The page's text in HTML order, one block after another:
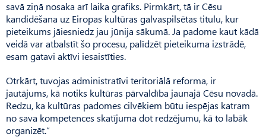
savā ziņā nosaka arī laika grafiks. Pirmkārt, tā ir Cēsu
kandidēšana uz Eiropas kultūras galvaspilsētas titulu, kur
pieteikums jāiesniedz jau jūnija sākumā. Ja padome kaut kādā
veidā var atbalstīt šo procesu, palīdzēt pieteikuma izstrādē,
esam gatavi aktīvi iesaistīties.
Otrkārt, tuvojas administratīvi teritoriālā reforma, ir
jautājums, kā notiks kultūras pārvaldība jaunajā Cēsu novadā.
Re­dzu, ka kultūras padomes cilvēkiem būtu iespējas katram
no sava kompetences skatījuma dot redzējumu, kā to labāk
organizēt.”